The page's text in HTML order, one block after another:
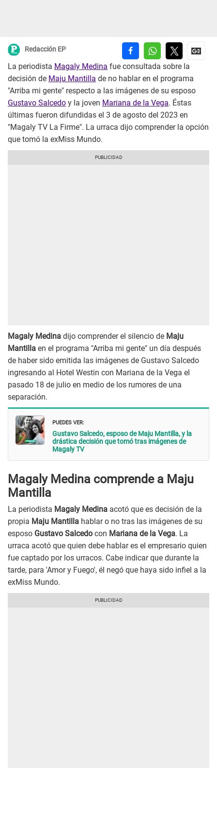
Redacción EP
La periodista Magaly Medina fue consultada sobre la
decisión de Maju Mantilla de no hablar en el programa
"Arriba mi gente" respecto a las imágenes de su esposo
Gustavo Salcedo y la joven Mariana de la Vega. Éstas
últimas fueron difundidas el 3 de agosto del 2023 en
"Magaly TV La Firme". La urraca dijo comprender la opción
que tomó la exMiss Mundo.
Magaly Medina dijo comprender el silencio de Maju
Mantilla en el programa "Arriba mi gente" un día después
de haber sido emitida las imágenes de Gustavo Salcedo
ingresando al Hotel Westin con Mariana de la Vega el
pasado 18 de julio en medio de los rumores de una
separación.
PUEDES VER:
Gustavo Salcedo, esposo de Maju Mantilla, y la
drástica decisión que tomó tras imágenes de
Magaly TV
Magaly Medina comprende a Maju
Mantilla
La periodista Magaly Medina acotó que es decisión de la
propia Maju Mantilla hablar o no tras las imágenes de su
esposo Gustavo Salcedo con Mariana de la Vega. La
urraca acotó que quien debe hablar es el empresario quien
fue captado por los urracos. Cabe indicar que durante la
tarde, para 'Amor y Fuego', él negó que haya sido infiel a la
exMiss Mundo.